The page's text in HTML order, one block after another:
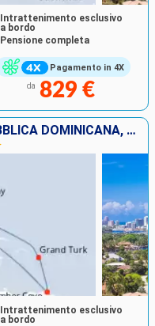
Pagamento in 4X
Intrattenimento esclusivo
a bordo
Pensione completa
da 829 €
ISOLE TURKS E CAICOS, REPUBBLICA DOMINICANA, BAHAMAS, STATI UNITI
Intrattenimento esclusivo
a bordo